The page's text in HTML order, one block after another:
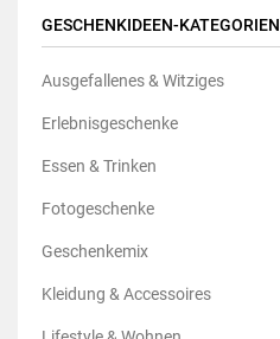
GESCHENKIDEEN-KATEGORIEN
Ausgefallenes & Witziges
Erlebnisgeschenke
Essen & Trinken
Fotogeschenke
Geschenkemix
Kleidung & Accessoires